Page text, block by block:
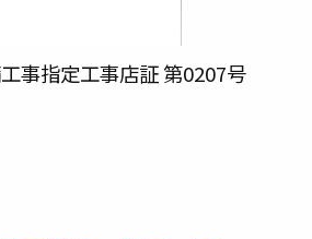
事指定工事店証 第0207号